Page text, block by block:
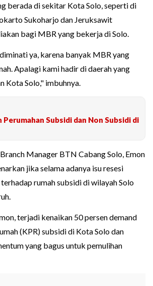
berada di sekitar Kota Solo, seperti di
Sukoharjo dan Jeruksawit
bagi MBR yang bekerja di Solo.
ya, karena banyak MBR yang
Apalagi kami hadir di daerah yang
Kota Solo," imbuhnya.
Perumahan Subsidi dan Non Subsidi di
Manager BTN Cabang Solo, Emon
jika selama adanya isu resesi
rumah subsidi di wilayah Solo
terjadi kenaikan 50 persen demand
(KPR) subsidi di Kota Solo dan
yang bagus untuk pemulihan